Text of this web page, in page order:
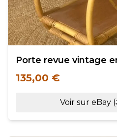
Porte revue vintage
135,00 €
Voir sur eBay